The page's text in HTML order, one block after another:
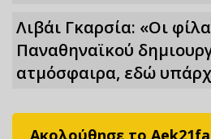
Λιβάι Γκαρσία: «Οι
Παναθηναϊκού
ατμόσφαιρα, εδώ
Ακολούθησε το